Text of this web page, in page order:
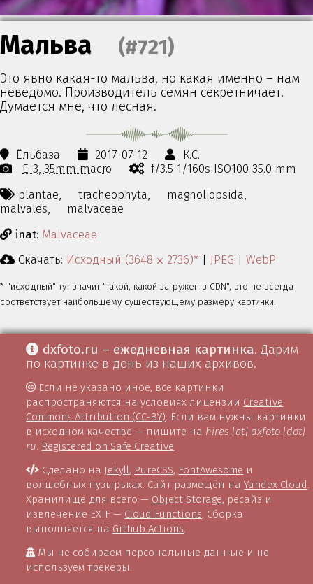
Мальва (#721)
Это явно какая-то мальва, но какая именно – нам
неведомо. Производитель семян секретничает.
Думается мне, что лесная.
Ёльбаза 2017-07-12
К.С.
E-3 35mm macro
f/3.5 1/160s ISO100 35.0 mm
plantae,
tracheophyta,
magnoliopsida,
malvales,
malvaceae
inat: Malvaceae
Скачать: Исходный (3648 ⨉ 2736)* JPEG WebP
* "исходный" тут значит "такой, какой загружен в CDN", это не всегда
соответствует наибольшему существующему размеру картинки.
dxfoto.ru – ежедневная картинка. Дарим
по картинке в день из наших архивов.
Если не указано иное, все картинки
распространяются на условиях лицензии Creative
Commons Attribution (CC-BY). Если вам нужны картинки
в исходном качестве — пишите на hires [at] dxfoto [dot]
ru. Registered on Safe Creative
Сделано на Jekyll, PureCSS, FontAwesome и
волшебных пузырьках. Сайт размещён наYandex Cloud.
Хранилище для всего — Object Storage, ресайз и
извлечение EXIF — Cloud Functions. Сборка
выполняется на Github Actions.
Мы не собираем персональные данные и не
используем трекеры.